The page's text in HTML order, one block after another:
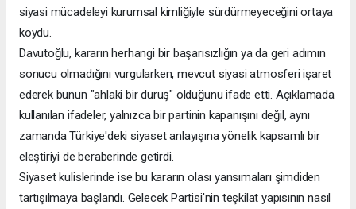
siyasi mücadeleyi kurumsal kimliğiyle sürdürmeyeceğini ortaya
koydu.
Davutoğlu, kararın herhangi bir başarısızlığın ya da geri adımın
sonucu olmadığını vurgularken, mevcut siyasi atmosferi işaret
ederek bunun "ahlaki bir duruş" olduğunu ifade etti. Açıklamada
kullanılan ifadeler, yalnızca bir partinin kapanışını değil, aynı
zamanda Türkiye'deki siyaset anlayışına yönelik kapsamlı bir
eleştiriyi de beraberinde getirdi.
Siyaset kulislerinde ise bu kararın olası yansımaları şimdiden
tartışılmaya başlandı. Gelecek Partisi'nin teşkilat yapısının nasıl